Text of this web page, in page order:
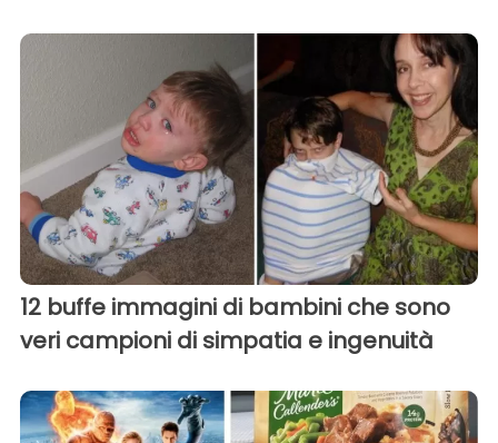
12 buffe immagini di bambini che sono
veri campioni di simpatia e ingenuità